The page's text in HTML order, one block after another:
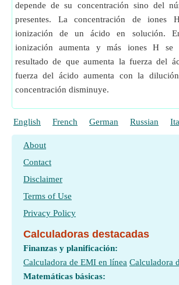
depende de su concentración sino del
presentes. La concentración de iones
ionización de un ácido en solución.
ionización aumenta y más iones H se
resultado de que aumenta la fuerza del
fuerza del ácido aumenta con la
concentración disminuye.
English French German Russian
About
Contact
Disclaimer
Terms of Use
Privacy Policy
Calculadoras destacadas
Finanzas y planificación:
Calculadora de EMI en línea Calculadora
Matemáticas básicas: